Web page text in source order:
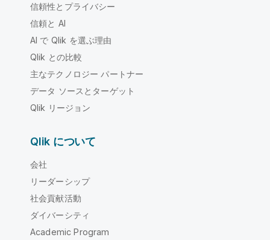
信頼性とプライバシー
信頼と AI
AI で Qlik を選ぶ理由
Qlik との比較
主なテクノロジー パートナー
データ ソースとターゲット
Qlik リージョン
Qlik について
会社
リーダーシップ
社会貢献活動
ダイバーシティ
Academic Program